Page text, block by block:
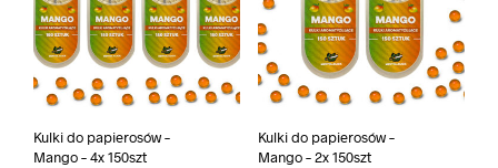
Kulki do papierosów –
Mango – 4x 150szt
Kulki do papierosów –
Mango – 2x 150szt